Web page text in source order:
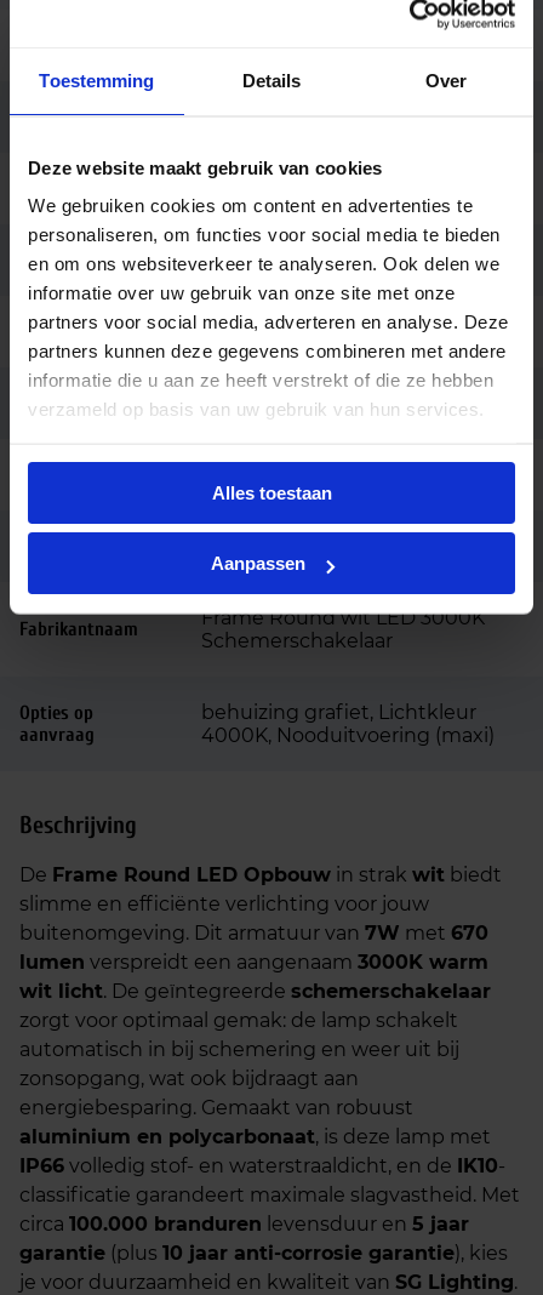
Toestemming Details Over
Deze website maakt gebruik van cookies
We gebruiken cookies om content en advertenties te
personaliseren, om functies voor social media te bieden
en om ons websiteverkeer te analyseren. Ook delen we
informatie over uw gebruik van onze site met onze
partners voor social media, adverteren en analyse. Deze
partners kunnen deze gegevens combineren met andere
informatie die u aan ze heeft verstrekt of die ze hebben
verzameld op basis van uw gebruik van hun services.
Alles toestaan
Aanpassen
Kleur
Montage Opbouw
Aansluiting Insteekconnector
Merk SG Lighting
Fabrikantnaam
Frame Round wit LED 3000K
Schemerschakelaar
Opties op
aanvraag
behuizing grafiet, Lichtkleur
4000K, Nooduitvoering (maxi)
Beschrijving
De Frame Round LED Opbouw in strak wit biedt
slimme en efficiënte verlichting voor jouw
buitenomgeving. Dit armatuur van 7W met 670
lumen verspreidt een aangenaam 3000K warm
wit licht. De geïntegreerde schemerschakelaar
zorgt voor optimaal gemak: de lamp schakelt
automatisch in bij schemering en weer uit bij
zonsopgang, wat ook bijdraagt aan
energiebesparing. Gemaakt van robuust
aluminium en polycarbonaat, is deze lamp met
IP66 volledig stof- en waterstraaldicht, en de IK10-
classificatie garandeert maximale slagvastheid. Met
circa 100.000 branduren levensduur en 5 jaar
garantie (plus 10 jaar anti-corrosie garantie), kies
je voor duurzaamheid en kwaliteit van SG Lighting.